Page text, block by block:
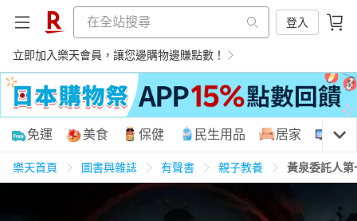
登入
立即加入樂天會員，讓您邊購物邊賺點數！
購物網分類
民生用品
免運 美食 保健 民生用品 居家 3C
樂天首頁 圖書與雜誌 有聲書 親子教養 黃泉委託人